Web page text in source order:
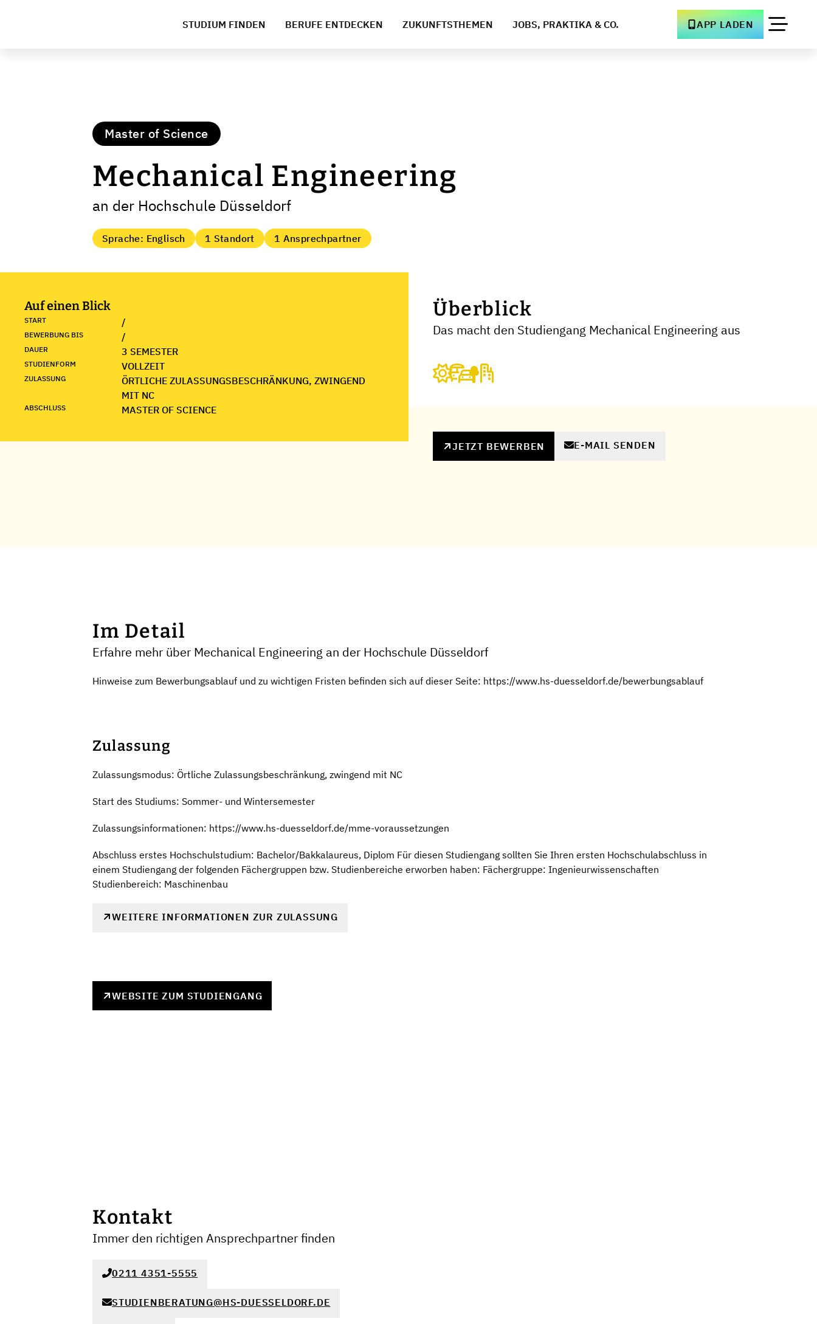
STUDIUM FINDEN BERUFE ENTDECKEN ZUKUNFTSTHEMEN JOBS, PRAKTIKA & CO. APP LADEN
Master of Science
Mechanical Engineering
an der Hochschule Düsseldorf
Sprache: Englisch 1 Standort 1 Ansprechpartner
Auf einen Blick
START /
BEWERBUNG BIS /
DAUER 3 SEMESTER
STUDIENFORM VOLLZEIT
ZULASSUNG
ÖRTLICHE ZULASSUNGSBESCHRÄNKUNG, ZWINGEND
MIT NC
ABSCHLUSS MASTER OF SCIENCE
Überblick
Das macht den Studiengang Mechanical Engineering aus
JETZT BEWERBEN E-MAIL SENDEN
Im Detail
Erfahre mehr über Mechanical Engineering an der Hochschule Düsseldorf
Hinweise zum Bewerbungsablauf und zu wichtigen Fristen befinden sich auf dieser Seite: https://www.hs-duesseldorf.de/bewerbungsablauf
Zulassung
Zulassungsmodus: Örtliche Zulassungsbeschränkung, zwingend mit NC
Start des Studiums: Sommer- und Wintersemester
Zulassungsinformationen: https://www.hs-duesseldorf.de/mme-voraussetzungen
Abschluss erstes Hochschulstudium: Bachelor/Bakkalaureus, Diplom Für diesen Studiengang sollten Sie Ihren ersten Hochschulabschluss in
einem Studiengang der folgenden Fächergruppen bzw. Studienbereiche erworben haben: Fächergruppe: Ingenieurwissenschaften
Studienbereich: Maschinenbau
WEITERE INFORMATIONEN ZUR ZULASSUNG
WEBSITE ZUM STUDIENGANG
Kontakt
Immer den richtigen Ansprechpartner finden
0211 4351-5555
STUDIENBERATUNG@HS-DUESSELDORF.DE